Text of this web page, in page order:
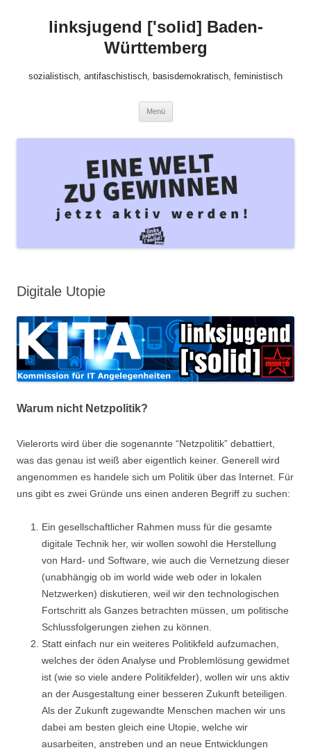
springenlinksjugend ['solid] Baden-
Württemberg
sozialistisch, antifaschistisch, basisdemokratisch, feministisch
Menü
Digitale Utopie
Warum nicht Netzpolitik?
Vielerorts wird über die sogenannte “Netzpolitik” debattiert,
was das genau ist weiß aber eigentlich keiner. Generell wird
angenommen es handele sich um Politik über das Internet. Für
uns gibt es zwei Gründe uns einen anderen Begriff zu suchen:
Ein gesellschaftlicher Rahmen muss für die gesamte
digitale Technik her, wir wollen sowohl die Herstellung
von Hard- und Software, wie auch die Vernetzung dieser
(unabhängig ob im world wide web oder in lokalen
Netzwerken) diskutieren, weil wir den technologischen
Fortschritt als Ganzes betrachten müssen, um politische
Schlussfolgerungen ziehen zu können.
Statt einfach nur ein weiteres Politikfeld aufzumachen,
welches der öden Analyse und Problemlösung gewidmet
ist (wie so viele andere Politikfelder), wollen wir uns aktiv
an der Ausgestaltung einer besseren Zukunft beteiligen.
Als der Zukunft zugewandte Menschen machen wir uns
dabei am besten gleich eine Utopie, welche wir
ausarbeiten, anstreben und an neue Entwicklungen